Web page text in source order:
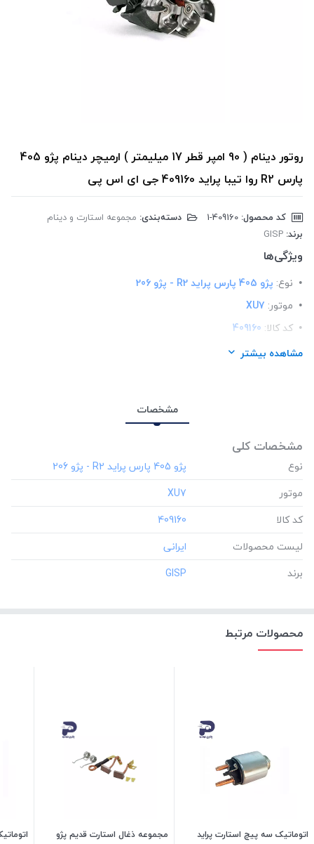
روتور دینام ( 90 امپر قطر 17 میلیمتر ) ارمیچر دینام پژو 405
پارس R2 روا تیبا پراید 409160 جی ای اس پی
کد محصول: دسته‌بندی: مجموعه استارت و دینام
برند: GISP
ویژگی‌ها
نوع: پژو 405 پارس پراید R2 - پژو 206
موتور: XU7
کد کالا: 409160
لیست محصولات:
مشاهده بیشتر
مشخصات
مشخصات کلی
نوع
موتور
‎XU7
کد کالا
‎409160
لیست محصولات
برند
‎GISP
محصولات مرتبط
اتوماتیک سه پیچ استارت پراید
مجموعه ذغال استارت قدیم پژو